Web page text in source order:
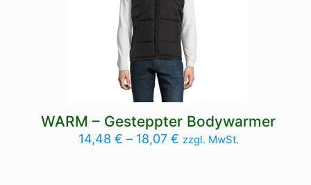
WARM – Gesteppter Bodywarmer
14,48 € – 18,07 € zzgl. MwSt.